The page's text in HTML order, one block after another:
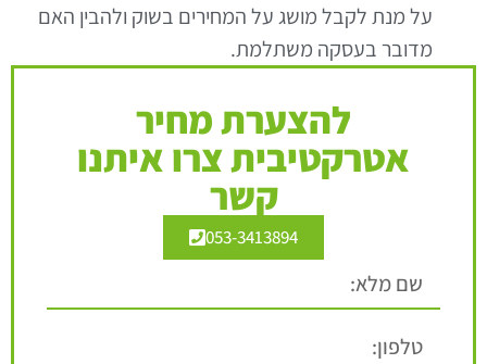
על מנת לקבל מושג על המחירים בשוק ולהבין האם
מדובר בעסקה משתלמת.
להצערת מחיר
אטרקטיבית צרו איתנו
קשר
053-3413894